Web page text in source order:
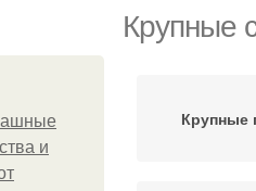
Крупные
и
Крупные